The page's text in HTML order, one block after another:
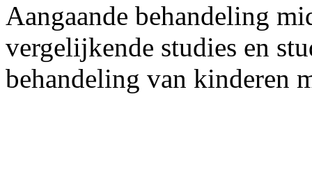
Aangaande behandeling
vergelijkende studies en
behandeling van kinderen